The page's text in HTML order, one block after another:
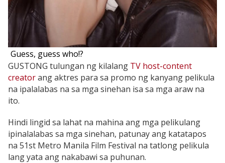
Guess, guess who!?
GUSTONG tulungan ng kilalang TV host-content
creatorang aktres para sa promo ng kanyang pelikula
na ipalalabas na sa mga sinehan isa sa mga araw na
ito.
Hindi lingid sa lahat na mahina ang mga pelikulang
ipinalalabas sa mga sinehan, patunay ang katatapos
na 51st Metro Manila Film Festival na tatlong pelikula
lang yata ang nakabawi sa puhunan.